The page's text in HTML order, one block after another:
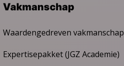
Vakmanschap
Waardengedreven vakmanschap
Expertisepakket (JGZ Academie)